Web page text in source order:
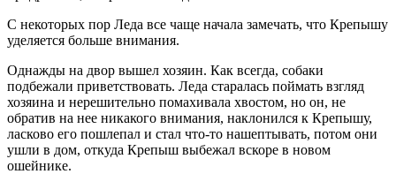
С некоторых пор Леда все чаще начала замечать, что Крепышу
уделяется больше внимания.
Однажды на двор вышел хозяин. Как всегда, собаки
подбежали приветствовать. Леда старалась поймать взгляд
хозяина и нерешительно помахивала хвостом, но он, не
обратив на нее никакого внимания, наклонился к Крепышу,
ласково его пошлепал и стал что-то нашептывать, потом они
ушли в дом, откуда Крепыш выбежал вскоре в новом
ошейнике.